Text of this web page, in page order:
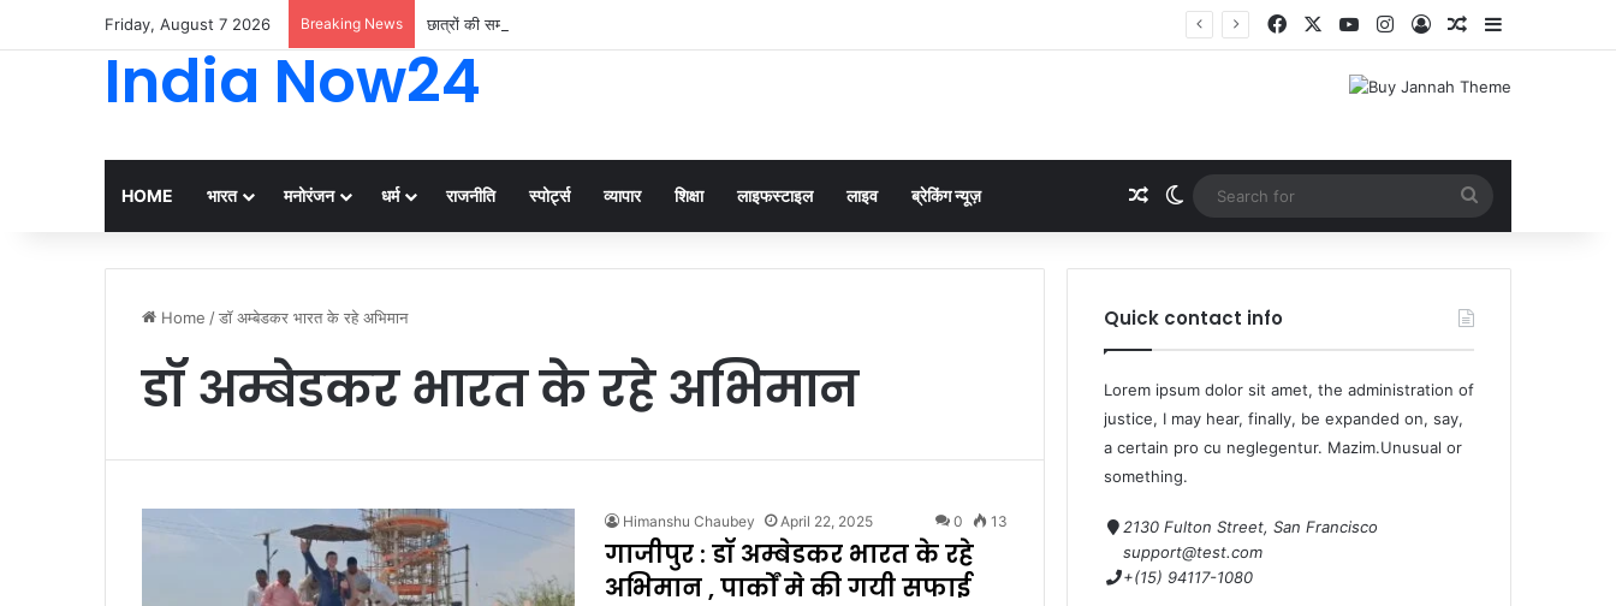
Friday, August 7 2026 Breaking News छात्रों की समस्याओं का समाधान डबल इंजन सरकार की सर्वोच्च प्राथमिकता केशव प्रसाद मौर्या
India Now24
HOME भारत मनोरंजन धर्म राजनीति स्पोर्ट्स व्यापार शिक्षा लाइफस्टाइल लाइव ब्रेकिंग न्यूज़
Home /डॉ अम्बेडकर भारत के रहे अभिमान
डॉ अम्बेडकर भारत के रहे अभिमान
Himanshu Chaubey April 22, 2025 0 13
गाजीपुर : डॉ अम्बेडकर भारत के रहे
अभिमान , पार्कों मे की गयी सफाई
Quick contact info
Lorem ipsum dolor sit amet, the administration of
justice, I may hear, finally, be expanded on, say,
a certain pro cu neglegentur. Mazim.Unusual or
something.
2130 Fulton Street, San Francisco
support@test.com
+(15) 94117-1080